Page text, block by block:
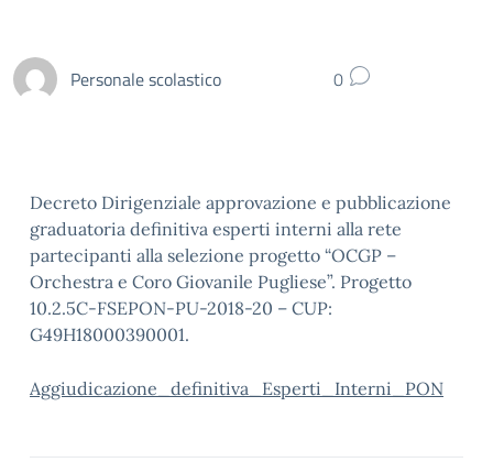
Personale scolastico 0
Decreto Dirigenziale approvazione e pubblicazione
graduatoria definitiva esperti interni alla rete
partecipanti alla selezione progetto “OCGP –
Orchestra e Coro Giovanile Pugliese”. Progetto
10.2.5C-FSEPON-PU-2018-20 – CUP:
G49H18000390001.
Aggiudicazione_definitiva_Esperti_Interni_PON